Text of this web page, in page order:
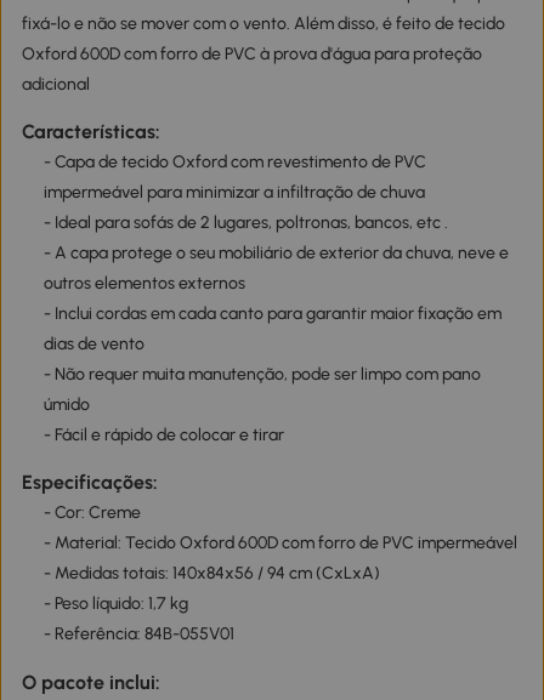
fixá-lo e não se mover com o vento. Além disso, é feito de tecido
Oxford 600D com forro de PVC à prova d'água para proteção
adicional
Características:
- Capa de tecido Oxford com revestimento de PVC
impermeável para minimizar a infiltração de chuva
- Ideal para sofás de 2 lugares, poltronas, bancos, etc .
- A capa protege o seu mobiliário de exterior da chuva, neve e
outros elementos externos
- Inclui cordas em cada canto para garantir maior fixação em
dias de vento
- Não requer muita manutenção, pode ser limpo com pano
úmido
- Fácil e rápido de colocar e tirar
Especificações:
- Cor: Creme
- Material: Tecido Oxford 600D com forro de PVC impermeável
- Medidas totais: 140x84x56 / 94 cm (CxLxA)
- Peso líquido: 1,7 kg
- Referência: 84B-055V01
O pacote inclui: